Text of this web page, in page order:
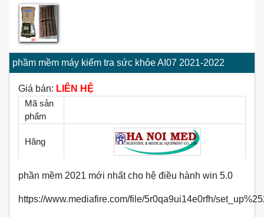
phầm mềm máy kiểm tra sức khỏe AI07 2021-2022
Giá bán: LIÊN HỆ
Mã sản
phẩm
Hãng
phần mềm 2021 mới nhất cho hệ điều hành win 5.0
https://www.mediafire.com/file/5r0qa9ui14e0rfh/